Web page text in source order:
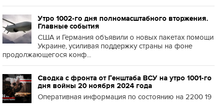
Утро 1002-го дня полномасштабного вторжения.
Главные события
США и Германия объявили о новых пакетах помощи
Украине, усиливая поддержку страны на фоне
продолжающегося конф...
Сводка с фронта от Генштаба ВСУ на утро 1001-го
дня войны 20 ноября 2024 года
Оперативная информация по состоянию на 2200 19